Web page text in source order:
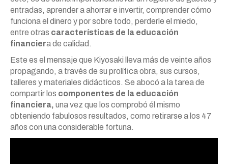
entradas, aprender a ahorrar e invertir, comprender cómo
funciona el dinero y por sobre todo, perderle el miedo,
entre otras características de la educación
financiera de calidad.
Este es el mensaje que Kiyosaki lleva más de veinte años
propagando, a través de su prolífica obra, sus cursos,
talleres y materiales didácticos. Se abocó a la tarea de
compartir los componentes de la educación
financiera, una vez que los comprobó él mismo
obteniendo fabulosos resultados, como retirarse a los 47
años con una considerable fortuna.